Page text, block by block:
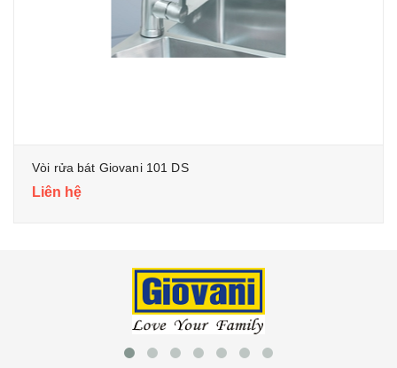
Vòi rửa bát Giovani 101 DS
Liên hệ